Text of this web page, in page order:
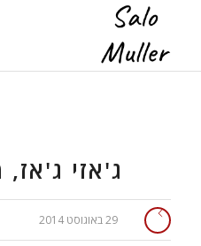
ג'אזי
29 באוגוסט 2014